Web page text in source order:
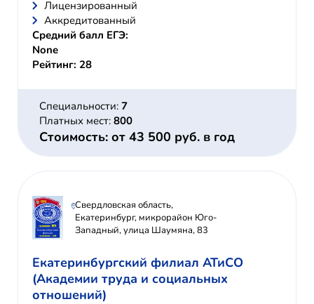
Лицензированный
Аккредитованный
Средний балл ЕГЭ:
None
Рейтинг: 28
Специальности: 7
Платных мест: 800
Стоимость: от 43 500 руб. в год
Свердловская область,
Екатеринбург, микрорайон Юго-
Западный, улица Шаумяна, 83
Екатеринбургский филиал АТиСО
(Академии труда и социальных
отношений)